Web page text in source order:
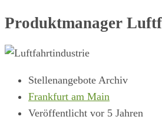
Produktmanager
Stellenangebote Archiv
Frankfurt am Main
Veröffentlicht vor 5 Jahren